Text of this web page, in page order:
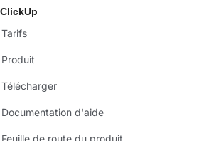
ClickUp
Tarifs
Produit
Télécharger
Documentation d'aide
Feuille de route du produit